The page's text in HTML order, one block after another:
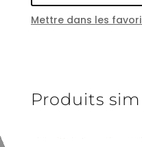
Mettre dans les
Produits